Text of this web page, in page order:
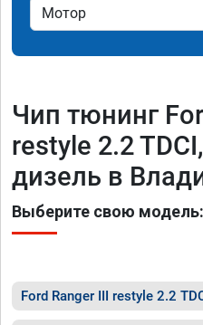
Чип тюнинг
restyle 2.2
дизель в
Выберите свою модель:
Ford Ranger III restyle 2.2